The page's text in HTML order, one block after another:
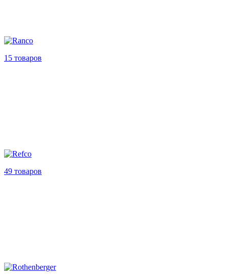
15 товаров
49 товаров